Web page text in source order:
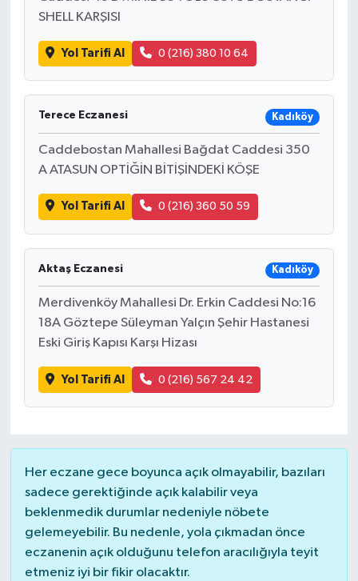
SHELL KARŞISI
Yol Tarifi Al 0 (216) 380 10 64
Terece Eczanesi Kadıköy
Caddebostan Mahallesi Bağdat Caddesi 350
A ATASUN OPTİĞİN BİTİŞİNDEKİ KÖŞE
Yol Tarifi Al 0 (216) 360 50 59
Aktaş Eczanesi Kadıköy
Merdivenköy Mahallesi Dr. Erkin Caddesi No:16
18A Göztepe Süleyman Yalçın Şehir Hastanesi
Eski Giriş Kapısı Karşı Hizası
Yol Tarifi Al 0 (216) 567 24 42
Her eczane gece boyunca açık olmayabilir, bazıları
sadece gerektiğinde açık kalabilir veya
beklenmedik durumlar nedeniyle nöbete
gelemeyebilir. Bu nedenle, yola çıkmadan önce
eczanenin açık olduğunu telefon aracılığıyla teyit
etmeniz iyi bir fikir olacaktır.